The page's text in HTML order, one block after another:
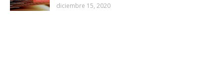
diciembre 15, 2020